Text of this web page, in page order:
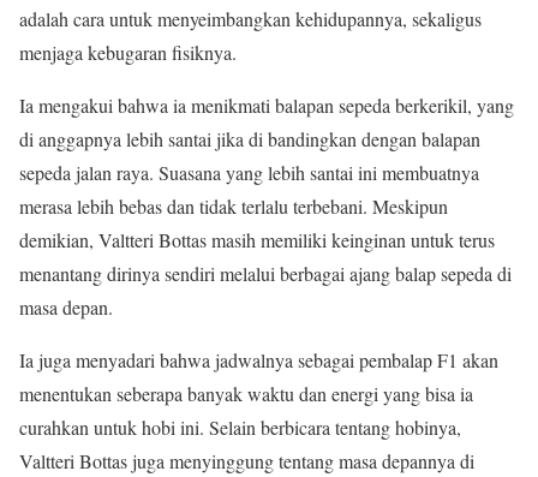
adalah cara untuk menyeimbangkan kehidupannya, sekaligus
menjaga kebugaran fisiknya.
Ia mengakui bahwa ia menikmati balapan sepeda berkerikil, yang
di anggapnya lebih santai jika di bandingkan dengan balapan
sepeda jalan raya. Suasana yang lebih santai ini membuatnya
merasa lebih bebas dan tidak terlalu terbebani. Meskipun
demikian, Valtteri Bottas masih memiliki keinginan untuk terus
menantang dirinya sendiri melalui berbagai ajang balap sepeda di
masa depan.
Ia juga menyadari bahwa jadwalnya sebagai pembalap F1 akan
menentukan seberapa banyak waktu dan energi yang bisa ia
curahkan untuk hobi ini. Selain berbicara tentang hobinya,
Valtteri Bottas juga menyinggung tentang masa depannya di